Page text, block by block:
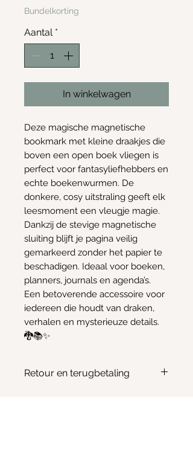
Bundelkorting
Aantal *
In winkelwagen
Deze magische magnetische
bookmark met kleine draakjes die
boven een open boek vliegen is
perfect voor fantasyliefhebbers en
echte boekenwurmen. De
donkere, cosy uitstraling geeft elk
leesmoment een vleugje magie.
Dankzij de stevige magnetische
sluiting blijft je pagina veilig
gemarkeerd zonder het papier te
beschadigen. Ideaal voor boeken,
planners, journals en agenda’s.
Een betoverende accessoire voor
iedereen die houdt van draken,
verhalen en mysterieuze details.
🐉📚✨
Retour en terugbetaling